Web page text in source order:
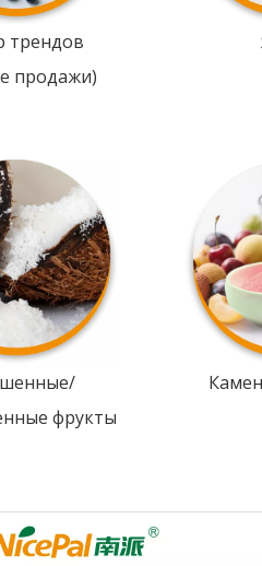
трендов
продажи)
фрукты